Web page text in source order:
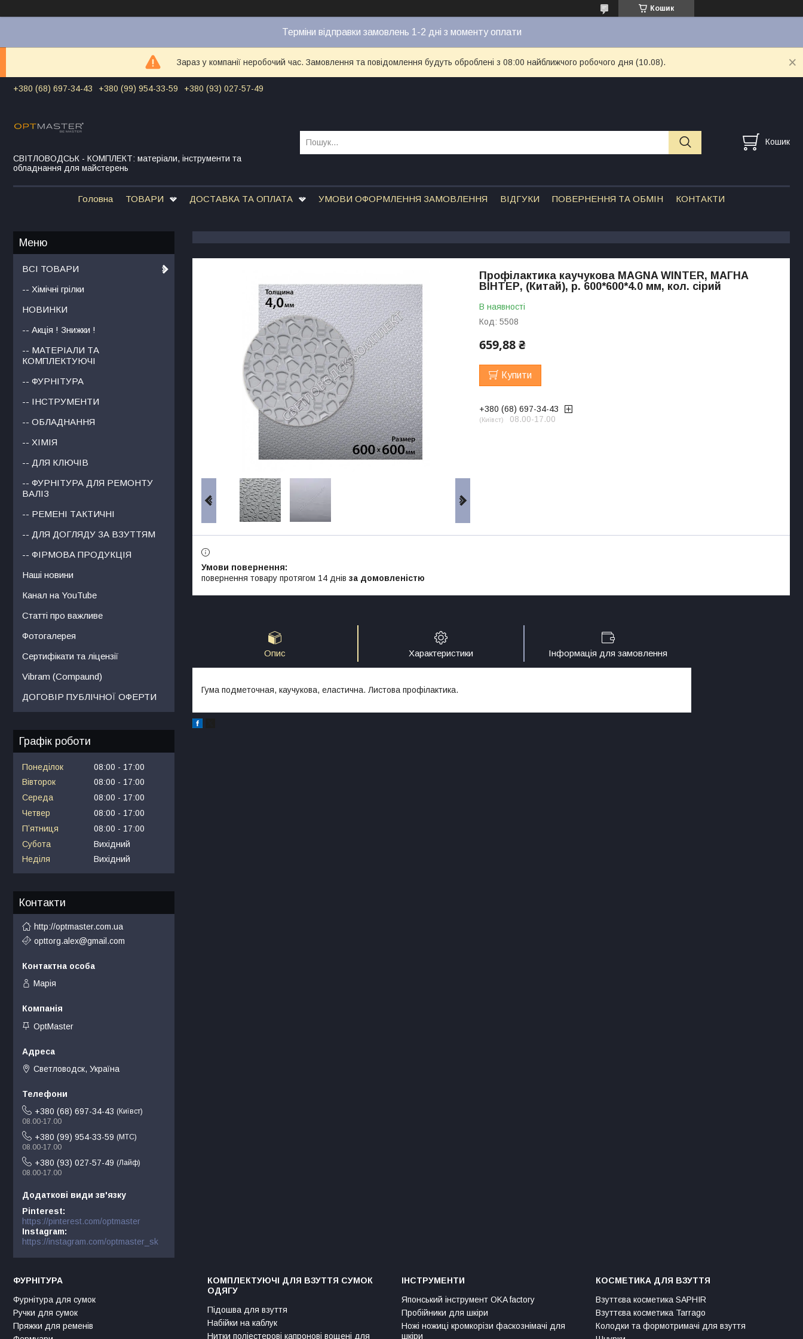
Кошик
Терміни відправки замовлень 1-2 дні з моменту оплати
Зараз у компанії неробочий час. Замовлення та повідомлення будуть оброблені з 08:00 найближчого робочого дня (10.08).
+380 (68) 697-34-43 +380 (99) 954-33-59 +380 (93) 027-57-49
СВІТЛОВОДСЬК - КОМПЛЕКТ: матеріали, інструменти та
обладнання для майстерень
Кошик
Головна ТОВАРИ ДОСТАВКА ТА ОПЛАТА УМОВИ ОФОРМЛЕННЯ ЗАМОВЛЕННЯ ВІДГУКИ ПОВЕРНЕННЯ ТА ОБМІН КОНТАКТИ
Профілактика каучукова MAGNA WINTER, МАГНА
ВІНТЕР, (Китай), р. 600*600*4.0 мм, кол. сірий
В наявності
Код: 5508
659,88 ₴
Купити
+380 (68) 697-34-43
Київст 08.00-17.00
повернення товару протягом 14 днів за домовленістю
Опис Характеристики Інформація для замовлення
Гума подметочная, каучукова, еластична. Листова профілактика.
ВСІ ТОВАРИ
-- Хімічні грілки
НОВИНКИ
-- Акція ! Знижки !
-- МАТЕРІАЛИ ТА
КОМПЛЕКТУЮЧІ
-- ФУРНІТУРА
-- ІНСТРУМЕНТИ
-- ОБЛАДНАННЯ
-- ХІМІЯ
-- ДЛЯ КЛЮЧІВ
-- ФУРНІТУРА ДЛЯ РЕМОНТУ
ВАЛІЗ
-- РЕМЕНІ ТАКТИЧНІ
-- ДЛЯ ДОГЛЯДУ ЗА ВЗУТТЯМ
-- ФІРМОВА ПРОДУКЦІЯ
Наші новини
Канал на YouTube
Статті про важливе
Фотогалерея
Сертифікати та ліцензії
Vibram (Compaund)
ДОГОВІР ПУБЛІЧНОЇ ОФЕРТИ
Графік роботи
Понеділок 08:00
17:00
Вівторок
08:00
17:00
Середа
08:00
17:00
Четвер
08:00
17:00
Пʼятниця
08:00
17:00
Субота
Вихідний
Неділя
Вихідний
Контакти
http://optmaster.com.ua
opttorg.alex@gmail.com
Марія
OptMaster
Светловодск, Україна
+380 (68) 697-34-43
Київст
08.00-17.00
+380 (99) 954-33-59
МТС
08.00-17.00
+380 (93) 027-57-49
Лайф
08.00-17.00
Pinterest
https://pinterest.com/optmaster
Instagram
https://instagram.com/optmaster_sk
ФУРНІТУРА
Фурнітура для сумок
Ручки для сумок
Пряжки для ременів
КОМПЛЕКТУЮЧІ ДЛЯ ВЗУТТЯ СУМОК
ОДЯГУ
Підошва для взуття
Набійки на каблук
Нитки поліестерові капронові вощені для
ІНСТРУМЕНТИ
Японський інструмент OKA factory
Пробійники для шкіри
Ножі ножиці кромкорізи фаскознімачі для
шкіри
КОСМЕТИКА ДЛЯ ВЗУТТЯ
Взуттєва косметика SAPHIR
Взуттєва косметика Tarrago
Колодки та формотримачі для взуття